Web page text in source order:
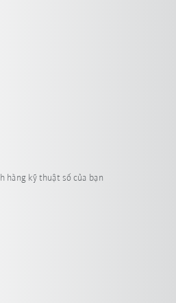
hàng kỹ thuật số của bạn